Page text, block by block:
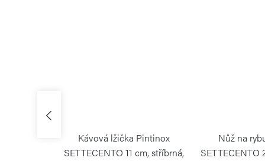
Kávová lžička Pintinox
SETTECENTO 11 cm, stříbrná,
Nůž na
SETTECENTO